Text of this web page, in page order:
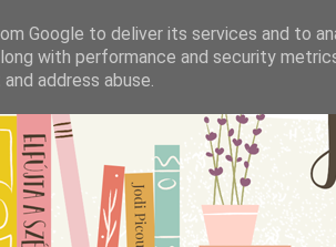
Google to deliver its services and to
with performance and security
address abuse.